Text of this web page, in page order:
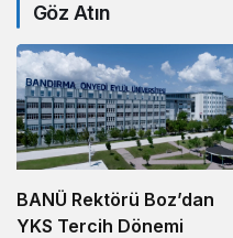
Göz Atın
BANÜ Rektörü Boz’dan
YKS Tercih Dönemi